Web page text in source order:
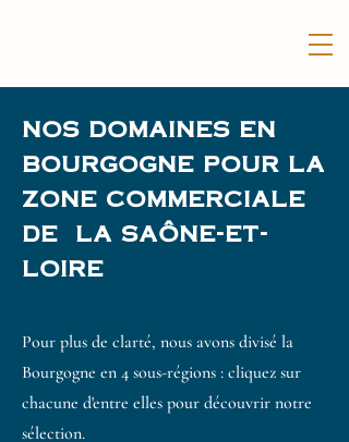
nos domaines en
bourgogne pour la
zone commerciale
de la saône-et-
loire
Pour plus de clarté, nous avons divisé la
Bourgogne en 4 sous-régions : cliquez sur
chacune d'entre elles pour découvrir notre
sélection.